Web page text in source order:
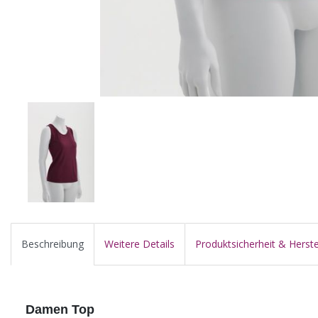
Beschreibung Weitere Details Produktsicherheit &
Damen Top